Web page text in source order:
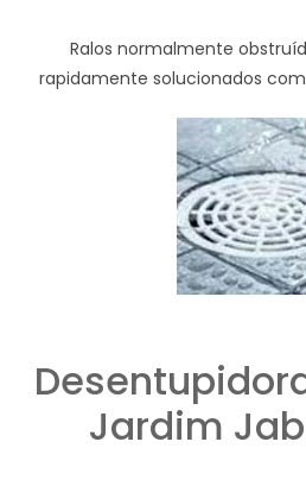
Ralos normalmente
rapidamente solucionados
Jardim